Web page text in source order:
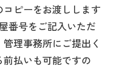
ピーをお渡しします
番号をご記入いただ
理事務所にご提出く
払いも可能ですの